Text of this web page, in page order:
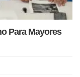
Para Mayores